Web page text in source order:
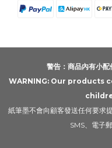
警告：商品內有小配
WARNING: Our products
紙筆墨不會向顧客發送任何要求
SMS、電子